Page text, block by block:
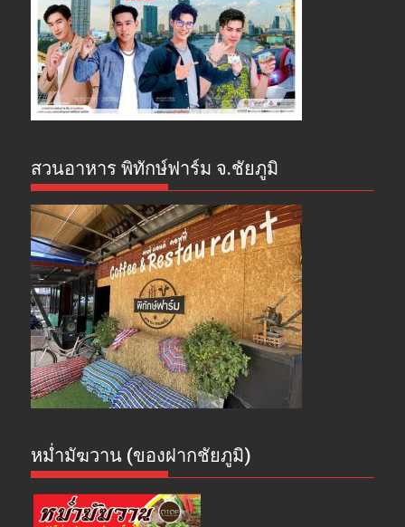
สวนอาหาร พิทักษ์ฟาร์ม จ.ชัยภูมิ
หม่ำมัฆวาน (ของฝากชัยภูมิ)